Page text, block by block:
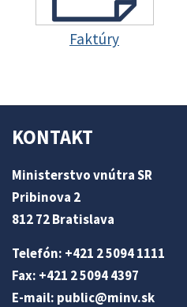
Faktúry
KONTAKT
Ministerstvo vnútra SR
Pribinova 2
812 72 Bratislava
Telefón: +421 2 5094 1111
Fax: +421 2 5094 4397
E-mail: public@minv.sk